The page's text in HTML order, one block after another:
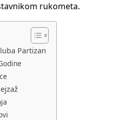
rukometa.
Partizan